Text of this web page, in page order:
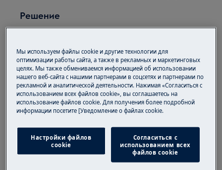
Решение
Каркас из нержавеющей стали,
расположенный внутри керамической
варочной панели, нагревается до очень
высокой температуры
Прикосновение к этому каркасу грозит
ожогом
К чему относится:
Встраиваемая электрическая варочная
Мы используем файлы cookie и другие технологии для
оптимизации работы сайта, а также в рекламных и маркетинговых
целях. Мы также обмениваемся информацией об использовании
нашего веб-сайта с нашими партнерами в соцсетях и партнерами по
рекламной и аналитической деятельности. Нажимая «Согласиться с
использованием всех файлов cookie», вы соглашаетесь на
использование файлов cookie. Для получения более подробной
информации посетите [Уведомление о файлах cookie.
Настройки файлов
cookie
Согласиться с
использованием всех
файлов cookie